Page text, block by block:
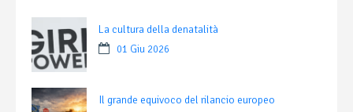
La cultura della denatalità
01 Giu 2026
Il grande equivoco del rilancio europeo